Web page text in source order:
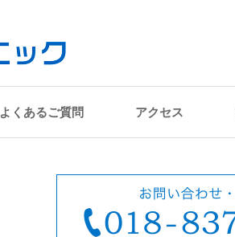
よくあるご質問 アクセス